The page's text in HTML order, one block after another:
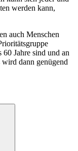
werden kann,
auch Menschen
Jahre sind und an
dann genügend